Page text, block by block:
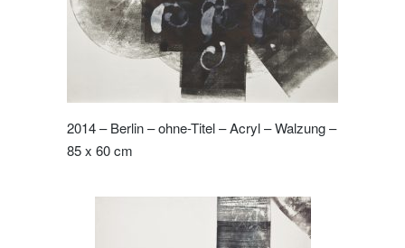
2014 – Berlin – ohne-Titel – Acryl – Walzung –
85 x 60 cm